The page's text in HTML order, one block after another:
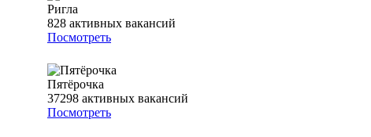
Ригла
828 активных вакансий
Посмотреть
Пятёрочка
37298 активных вакансий
Посмотреть